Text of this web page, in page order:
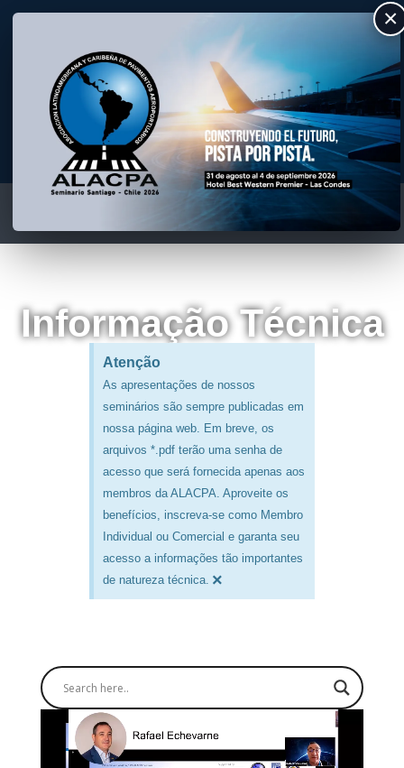
×
Informação Técnica
Atenção
As apresentações de nossos
seminários são sempre publicadas em
nossa página web. Em breve, os
arquivos *.pdf terão uma senha de
acesso que será fornecida apenas aos
membros da ALACPA. Aproveite os
benefícios, inscreva-se como Membro
Individual ou Comercial e garanta seu
acesso a informações tão importantes
de natureza técnica. ×